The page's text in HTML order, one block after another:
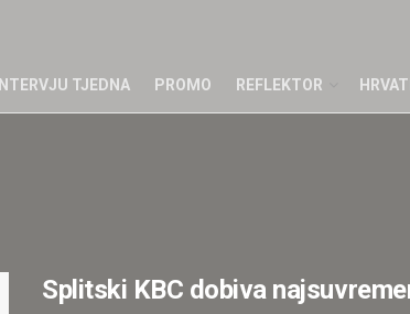
INTERVJU TJEDNA PROMO REFLEKTOR
Splitski KBC dobiva